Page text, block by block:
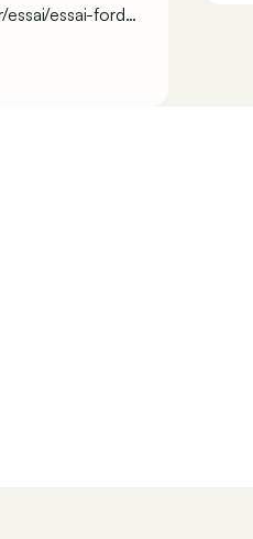
essai-ford-
pour son